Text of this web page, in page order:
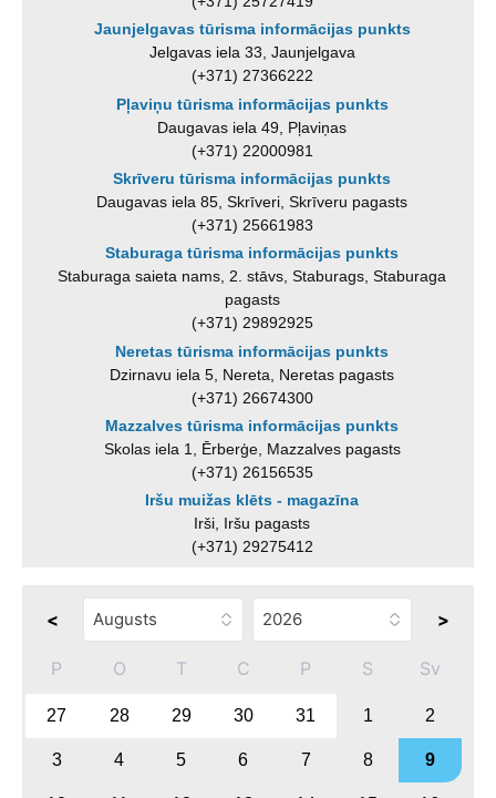
Jaunjelgavas tūrisma informācijas punkts
Jelgavas iela 33, Jaunjelgava
(+371) 27366222
Pļaviņu tūrisma informācijas punkts
Daugavas iela 49, Pļaviņas
(+371) 22000981
Skrīveru tūrisma informācijas punkts
Daugavas iela 85, Skrīveri, Skrīveru pagasts
(+371) 25661983
Staburaga tūrisma informācijas punkts
Staburaga saieta nams, 2. stāvs, Staburags, Staburaga
pagasts
(+371) 29892925
Neretas tūrisma informācijas punkts
Dzirnavu iela 5, Nereta, Neretas pagasts
(+371) 26674300
Mazzalves tūrisma informācijas punkts
Skolas iela 1, Ērberģe, Mazzalves pagasts
(+371) 26156535
Iršu muižas klēts - magazīna
Irši, Iršu pagasts
(+371) 29275412
< >
P O T C P S Sv
27 28 29 30 31 1 2
3 4 5 6 7 8 9